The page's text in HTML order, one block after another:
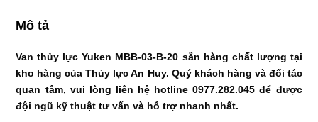
Mô tả
Van thủy lực Yuken MBB-03-B-20 sẵn hàng chất lượng tại
kho hàng của Thủy lực An Huy. Quý khách hàng và đối tác
quan tâm, vui lòng liên hệ hotline 0977.282.045 để được
đội ngũ kỹ thuật tư vấn và hỗ trợ nhanh nhất.